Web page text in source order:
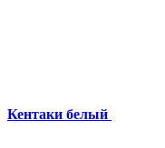
Кентаки белый